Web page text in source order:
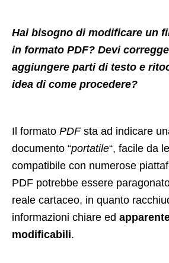
Hai bisogno di modificare un
in formato PDF? Devi
aggiungere parti di testo e
idea di come procedere?
Il formato PDF sta ad indicare
documento “portatile“, facile da
compatibile con numerose
PDF potrebbe essere
reale cartaceo, in quanto
informazioni chiare ed
modificabili.